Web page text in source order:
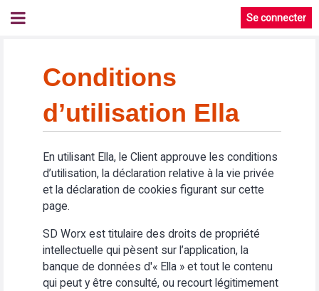
Se connecter
Conditions
d’utilisation Ella
En utilisant Ella, le Client approuve les conditions
d’utilisation, la déclaration relative à la vie privée
et la déclaration de cookies figurant sur cette
page.
SD Worx est titulaire des droits de propriété
intellectuelle qui pèsent sur l’application, la
banque de données d'« Ella » et tout le contenu
qui peut y être consulté, ou recourt légitimement